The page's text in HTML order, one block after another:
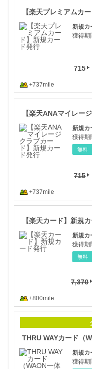
【楽天プレミアムカ
新規カ
獲得期
715
+737mile
【楽天ANAマイレー
新規カ
獲得期
無料
715
+737mile
【楽天カード】新規
新規カ
獲得期
無料
7,370
+800mile
THRU WAYカード（
新規カ
獲得期